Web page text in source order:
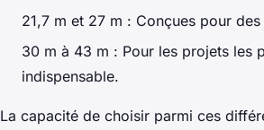
21,7 m et 27 m : Conçues pour
30 m à 43 m : Pour les projets les
indispensable.
La capacité de choisir parmi ces